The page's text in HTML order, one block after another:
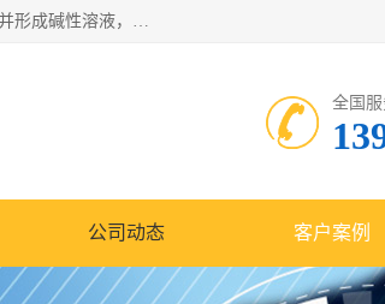
氢氧化钠化学式为NaOH，为一种具有很强腐蚀性的强碱，一般为片状或颗粒形态，易溶于水(溶于水时放热)并形成碱性溶液，另有潮解性，易吸取空气中的水蒸气(潮解)和(变质)。NaOH是化学实验室其中一种必备的化学品，亦为常见的化工品之一。纯品是无色透明的晶体。密度2.130g/cm3。熔点318.4℃。沸点1390℃。工业品含有少量的氯化和碳酸，是白色不透明的晶体。
全国
公司动态 客户案例